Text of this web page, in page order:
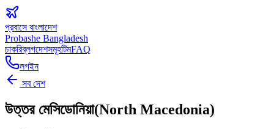
প্রবাসে বাংলাদেশ
Probashe Bangladesh
চাকরিব্লগদেশসমূহটিমFAQ
লগইন
সব দেশ
উত্তর মেসিডোনিয়া(North Macedonia)